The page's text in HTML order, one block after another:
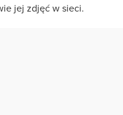
jej zdjęć w sieci.